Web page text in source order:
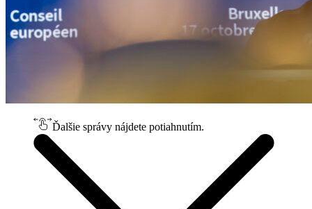
Ďalšie správy nájdete potiahnutím.